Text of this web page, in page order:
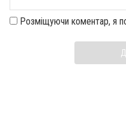
Розміщуючи коментар, я